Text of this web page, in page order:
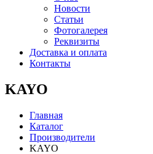
Новости
Статьи
Фотогалерея
Реквизиты
Доставка и оплата
Контакты
KAYO
Главная
Каталог
Производители
KAYO